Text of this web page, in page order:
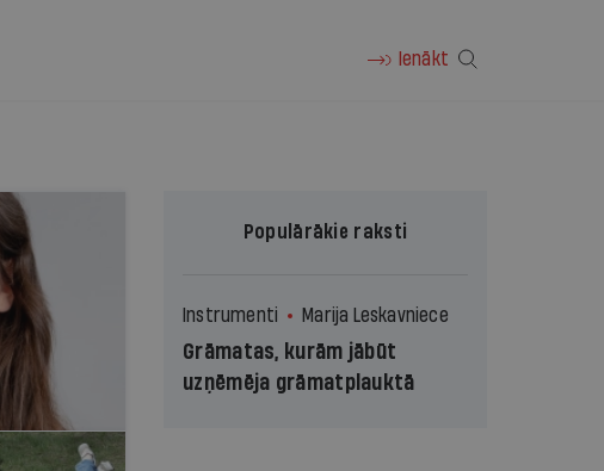
Ienākt
Populārākie raksti
Instrumenti Marija Leskavniece
Grāmatas, kurām jābūt
uzņēmēja grāmatplauktā